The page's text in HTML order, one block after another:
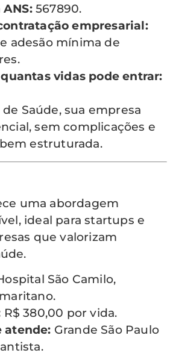
567890.
empresarial:
adesão mínima de
vidas pode entrar:
Saúde, sua empresa
sem complicações e
estruturada.
uma abordagem
ideal para startups e
que valorizam
São Camilo,
R$ 380,00 por vida.
atende: Grande São Paulo